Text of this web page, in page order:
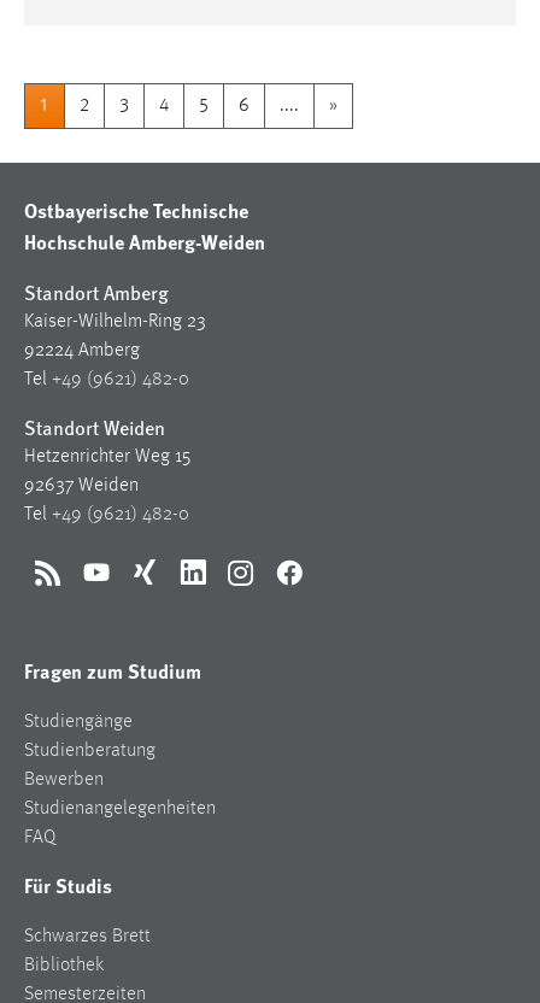
1 2 3 4 5 6 .... »
Ostbayerische Technische
Hochschule Amberg-Weiden
Standort Amberg
Kaiser-Wilhelm-Ring 23
92224 Amberg
Tel +49 (9621) 482-0
Standort Weiden
Hetzenrichter Weg 15
92637 Weiden
Tel +49 (9621) 482-0
RSS YouTubeXing LinkedInInstagramFacebook
Fragen zum Studium
Studiengänge
Studienberatung
Bewerben
Studienangelegenheiten
FAQ
Für Studis
Schwarzes Brett
Bibliothek
Semesterzeiten